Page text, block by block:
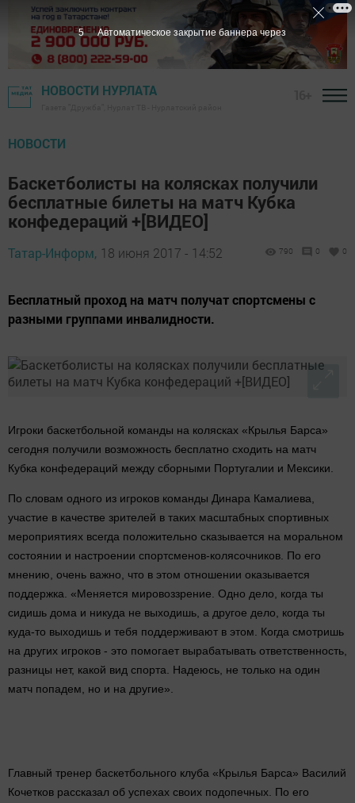
НОВОСТИ НУРЛАТА
НОВОСТИ
Баскетболисты на колясках получили
бесплатные билеты на матч Кубка
конфедераций +[ВИДЕО]
Татар-Информ, 18 июня 2017 - 14:52 790 0 0
Бесплатный проход на матч получат спортсмены с
разными группами инвалидности.
Игроки баскетбольной команды на колясках «Крылья Барса»
сегодня получили возможность бесплатно сходить на матч
Кубка конфедераций между сборными Португалии и Мексики.
По словам одного из игроков команды Динара Камалиева,
участие в качестве зрителей в таких масштабных спортивных
мероприятиях всегда положительно сказывается на моральном
состоянии и настроении спортсменов-колясочников. По его
мнению, очень важно, что в этом отношении оказывается
поддержка. «Меняется мировоззрение. Одно дело, когда ты
сидишь дома и никуда не выходишь, а другое дело, когда ты
куда-то выходишь и тебя поддерживают в этом. Когда смотришь
на других игроков - это помогает вырабатывать ответственность,
разницы нет, какой вид спорта. Надеюсь, не только на один
матч попадем, но и на другие».
Главный тренер баскетбольного клуба «Крылья Барса» Василий
Кочетков рассказал об успехах своих подопечных. По его
5 Автоматическое закрытие баннера через